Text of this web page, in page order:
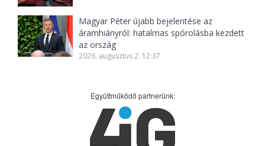
Magyar Péter újabb bejelentése az
áramhiányról: hatalmas spórolásba kezdett
az ország
2026. augusztus 2. 12:37
Együttműködő partnerünk: